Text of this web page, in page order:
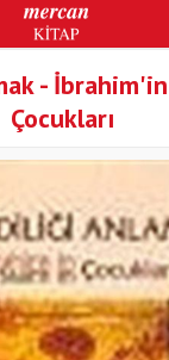
-
Çocukları